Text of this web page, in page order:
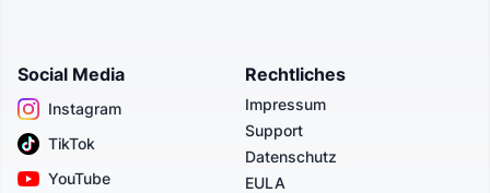
Social Media
Instagram
TikTok
YouTube
Rechtliches
Impressum
Support
Datenschutz
EULA